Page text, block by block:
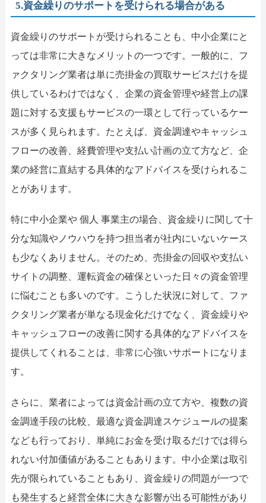
5.資金繰りのサポートを受けられる場合がある
資金繰りのサポートが受けられることも、中小企業にと
っては非常に大きなメリットの一つです。一般的に、フ
ァクタリング業者は単に売掛金の買取サービスだけを提
供しているわけではなく、企業の資金管理や経営上の課
題に対する支援もサービスの一環として行っているケー
スが多く見られます。たとえば、資金調達やキャッシュ
フローの改善、経費管理や支払い計画の立て方など、企
業の経営に直結する具体的なアドバイスを受けられるこ
とがあります。
特に中小企業や 個人 事業主の場合、資金繰りに関して十
分な知識やノウハウを持つ担当者が社内にいないケース
も少なくありません。そのため、売掛金の回収や支払い
サイトの調整、運転資金の確保といった日々の資金管理
に悩むことも多いのです。こうした状況に対して、ファ
クタリング業者が単なる現金化だけでなく、資金繰りや
キャッシュフローの改善に関する具体的なアドバイスを
提供してくれることは、非常に心強いサポートになりま
す。
さらに、業者によっては資金計画の立て方や、複数の資
金調達手段の比較、最適な資金調達スケジュールの提案
なども行っており、単純にお金を受け取るだけでは得ら
れない付加価値があることもあります。中小企業は取引
先が限られていることもあり、資金繰りの問題が一つで
も発生すると経営全体に大きな影響が出る可能性があり